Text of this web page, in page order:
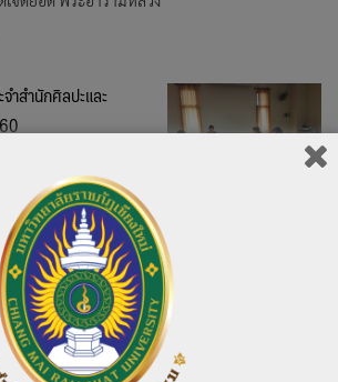
ำสำนักศิลปะและ
เวลา 13.30 น. สำนัก
าวิทยาลัยราชภัฏ
คณะกรรมการประจำสำนักศิลปะและวัฒนธรรม ครั้ง
โดยได้รับเกียรติจาก ผศ.ดร.ปทมรัศมิ์ นาคนิษฐนนต์
ลัยราชภัฏเชียงใหม่ เป็นประธานในการประชุม ณ
พระอินทร์ ชั้น 2 อาคารเทพรัตนราชสุดา
งใหม่